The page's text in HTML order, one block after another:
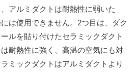
アルミダクトは耐熱性に弱いた
は使用できません。2つ目は、ダク
ルを貼り付けたセラミックダクト
耐熱性に強く、高温の空気にも対
ミックダクトはアルミダクトより